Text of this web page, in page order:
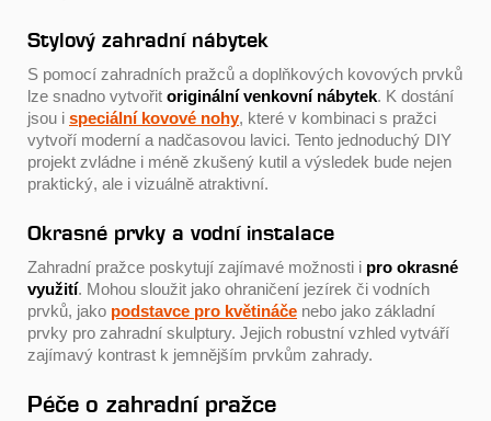
Stylový zahradní nábytek
S pomocí zahradních pražců a doplňkových kovových prvků
lze snadno vytvořit originální venkovní nábytek. K dostání
jsou i speciální kovové nohy, které v kombinaci s pražci
vytvoří moderní a nadčasovou lavici. Tento jednoduchý DIY
projekt zvládne i méně zkušený kutil a výsledek bude nejen
praktický, ale i vizuálně atraktivní.
Okrasné prvky a vodní instalace
Zahradní pražce poskytují zajímavé možnosti i pro okrasné
využití. Mohou sloužit jako ohraničení jezírek či vodních
prvků, jako podstavce pro květináče nebo jako základní
prvky pro zahradní skulptury. Jejich robustní vzhled vytváří
zajímavý kontrast k jemnějším prvkům zahrady.
Péče o zahradní pražce